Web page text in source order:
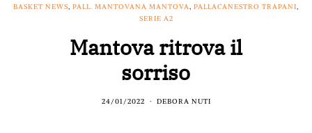
BASKET NEWS, PALL. MANTOVANA MANTOVA, PALLACANESTRO TRAPANI,
SERIE A2
Mantova ritrova il
sorriso
24/01/2022 DEBORA NUTI